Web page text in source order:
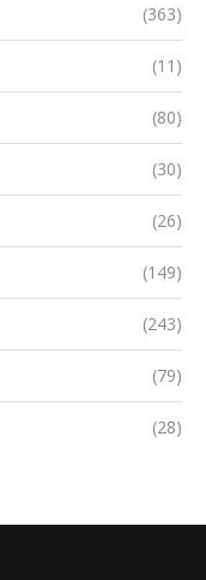
(363)
(11)
(80)
(30)
(26)
(149)
(243)
(79)
(28)